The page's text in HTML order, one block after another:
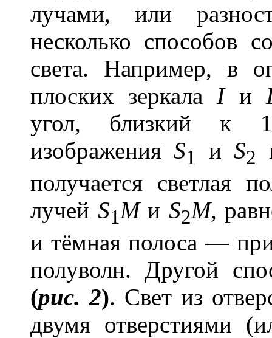
лучами, или
несколько способов
света. Например, в
плоских зеркала Iи
угол, близкий к
изображенияS1 иS2
получается светлая
лучей S1Mи S2M,
и тёмная полоса —
полуволн. Другой
(рис. 2). Свет из
двумя отверстиями